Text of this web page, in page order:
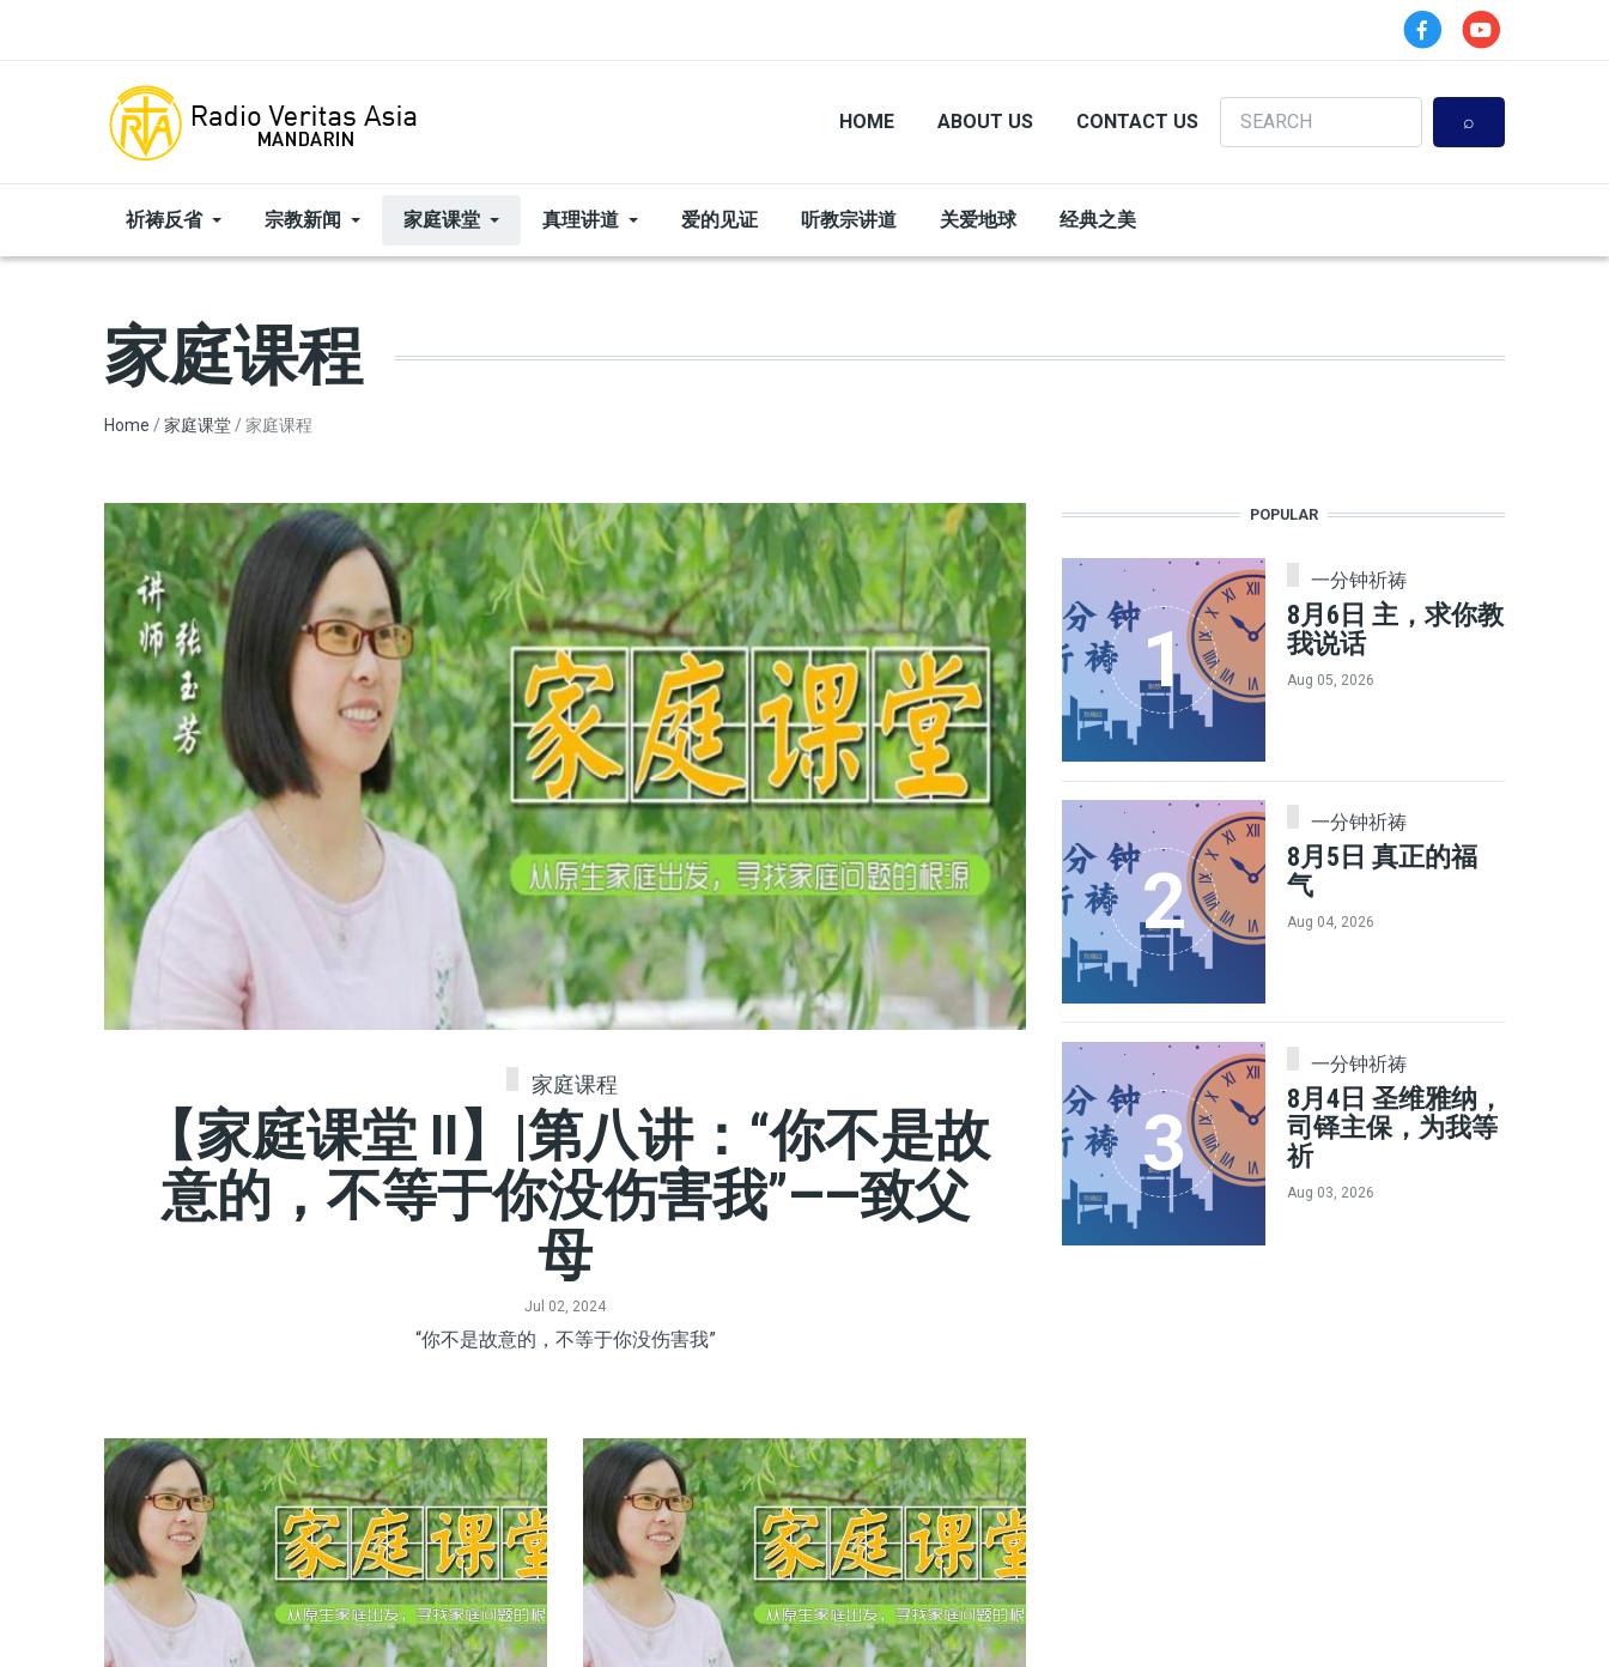
HOME ABOUT US CONTACT US
Search
祈祷反省 宗教新闻 家庭课堂 真理讲道 爱的见证 听教宗讲道 关爱地球 经典之美
家庭课程
Breadcrumb
Home 家庭课堂 家庭课程
家庭课程
【家庭课堂 II】|第八讲：“你不是故
意的，不等于你没伤害我”——致父
母
Jul 02, 2024
“你不是故意的，不等于你没伤害我”
POPULAR
一分钟祈祷
8月6日 主，求你教
我说话
Aug 05, 2026
一分钟祈祷
8月5日 真正的福
气
Aug 04, 2026
一分钟祈祷
8月4日 圣维雅纳，
司铎主保，为我等
祈
Aug 03, 2026